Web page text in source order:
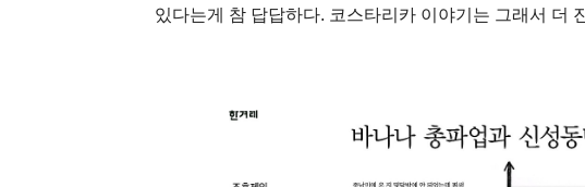
있다는게 참 답답하다. 코스타리카 이야기는 그래서 더